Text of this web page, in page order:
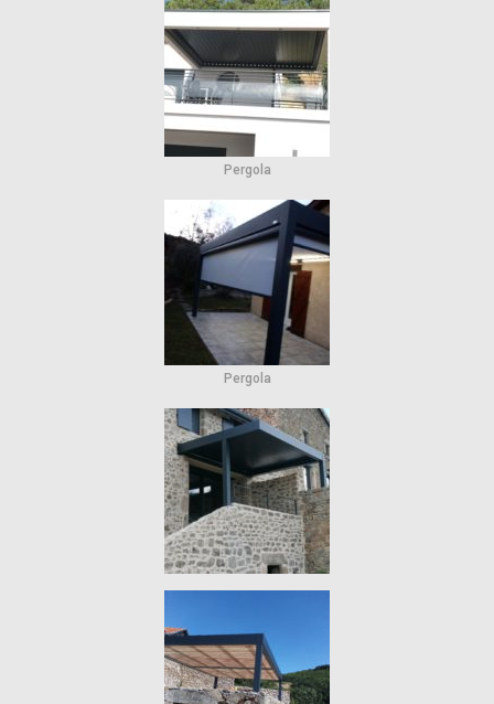
Pergola
Pergola